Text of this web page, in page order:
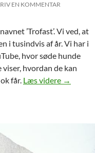
EN KOMMENTAR
’Trofast’. Vi ved, at
i tusindvis af år. Vi har i
hvor søde hunde
hvordan de kan
får. Læs videre →